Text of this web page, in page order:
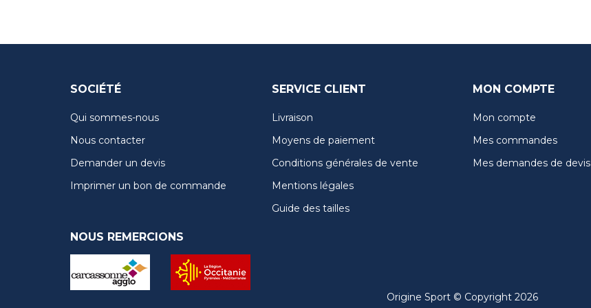
SOCIÉTÉ
Qui sommes-nous
Nous contacter
Demander un devis
Imprimer un bon de commande
NOUS REMERCIONS
SERVICE CLIENT
Livraison
Moyens de paiement
Conditions générales de vente
Mentions légales
Guide des tailles
MON COMPTE
Mon compte
Mes commandes
Mes demandes de devis
Origine Sport © Copyright 2026